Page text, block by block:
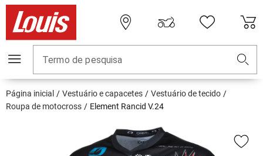
Termo de pesquisa
Página inicial Vestuário e capacetes
Vestuário de tecido
Roupa de motocross
Element Rancid V.24